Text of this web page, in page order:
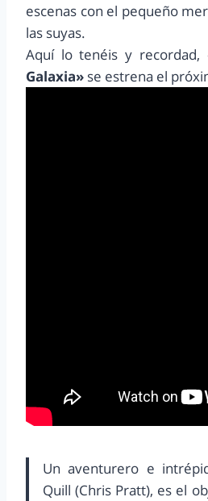
escenas con el pequeño
las suyas.
Aquí lo tenéis y recordad,
Galaxia» se estrena el
Un aventurero e
Quill (Chris Pratt), es el